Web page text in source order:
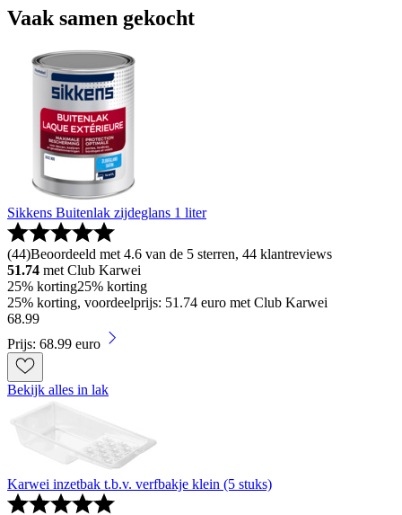
Vaak samen gekocht
Sikkens Buitenlak zijdeglans 1 liter
(44)Beoordeeld met 4.6 van de 5 sterren, 44 klantreviews
51.74 met Club Karwei
25% korting25% korting
25% korting, voordeelprijs: 51.74 euro met Club Karwei
68.99
Prijs: 68.99 euro
Bekijk alles in lak
Karwei inzetbak t.b.v. verfbakje klein (5 stuks)